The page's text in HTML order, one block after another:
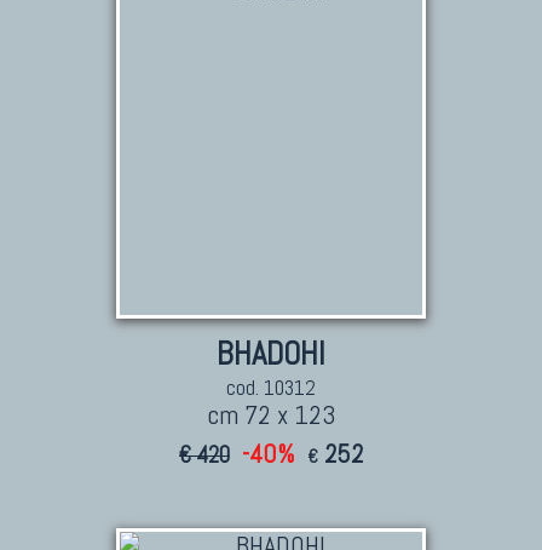
BHADOHI
cod. 10312
cm 72 x 123
€ 420 -40% € 252